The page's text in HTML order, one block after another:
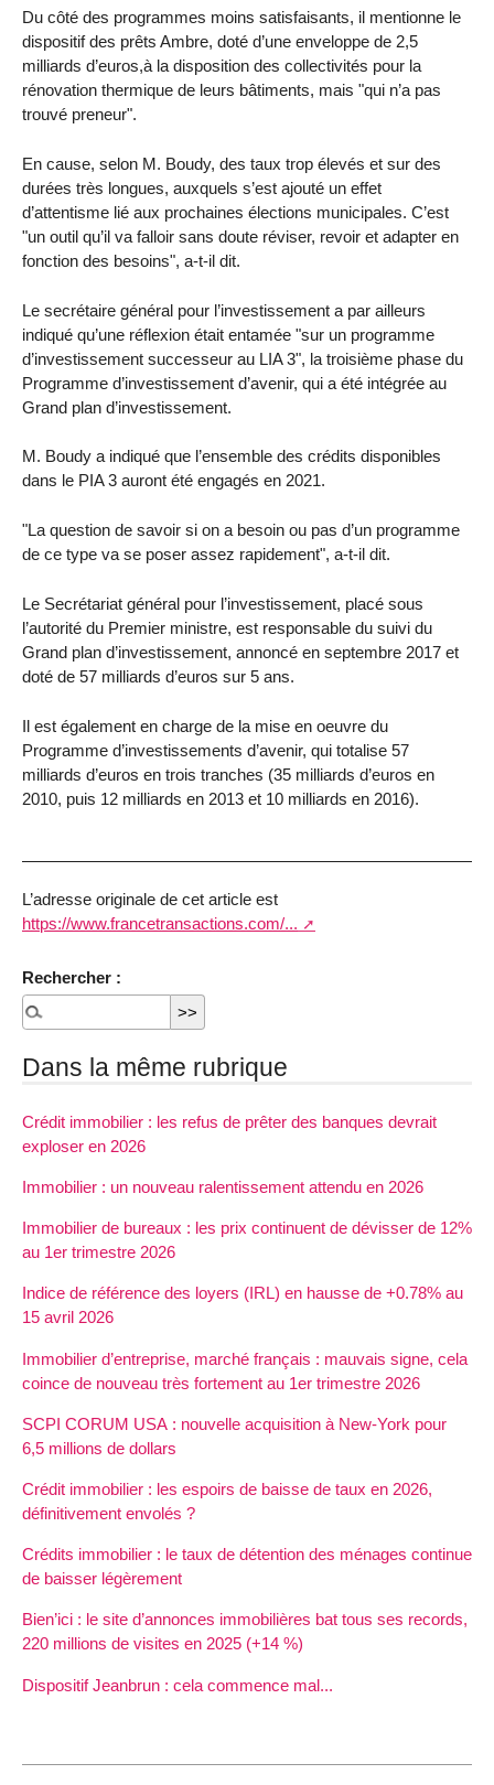
Du côté des programmes moins satisfaisants, il mentionne le
dispositif des prêts Ambre, doté d’une enveloppe de 2,5
milliards d’euros,à la disposition des collectivités pour la
rénovation thermique de leurs bâtiments, mais "qui n’a pas
trouvé preneur".
En cause, selon M. Boudy, des taux trop élevés et sur des
durées très longues, auxquels s’est ajouté un effet
d’attentisme lié aux prochaines élections municipales. C’est
"un outil qu’il va falloir sans doute réviser, revoir et adapter en
fonction des besoins", a-t-il dit.
Le secrétaire général pour l’investissement a par ailleurs
indiqué qu’une réflexion était entamée "sur un programme
d’investissement successeur au LIA 3", la troisième phase du
Programme d’investissement d’avenir, qui a été intégrée au
Grand plan d’investissement.
M. Boudy a indiqué que l’ensemble des crédits disponibles
dans le PIA 3 auront été engagés en 2021.
"La question de savoir si on a besoin ou pas d’un programme
de ce type va se poser assez rapidement", a-t-il dit.
Le Secrétariat général pour l’investissement, placé sous
l’autorité du Premier ministre, est responsable du suivi du
Grand plan d’investissement, annoncé en septembre 2017 et
doté de 57 milliards d’euros sur 5 ans.
Il est également en charge de la mise en oeuvre du
Programme d’investissements d’avenir, qui totalise 57
milliards d’euros en trois tranches (35 milliards d’euros en
2010, puis 12 milliards en 2013 et 10 milliards en 2016).
L’adresse originale de cet article est
https://www.francetransactions.com/...
Rechercher :
Dans la même rubrique
Crédit immobilier : les refus de prêter des banques devrait
exploser en 2026
Immobilier : un nouveau ralentissement attendu en 2026
Immobilier de bureaux : les prix continuent de dévisser de 12%
au 1er trimestre 2026
Indice de référence des loyers (IRL) en hausse de +0.78% au
15 avril 2026
Immobilier d’entreprise, marché français : mauvais signe, cela
coince de nouveau très fortement au 1er trimestre 2026
SCPI CORUM USA : nouvelle acquisition à New-York pour
6,5 millions de dollars
Crédit immobilier : les espoirs de baisse de taux en 2026,
définitivement envolés ?
Crédits immobilier : le taux de détention des ménages continue
de baisser légèrement
Bien’ici : le site d’annonces immobilières bat tous ses records,
220 millions de visites en 2025 (+14 %)
Dispositif Jeanbrun : cela commence mal...